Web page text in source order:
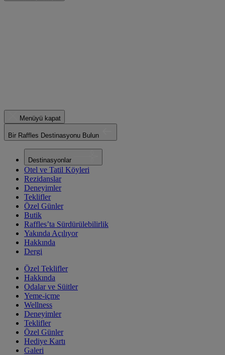
Menüyü kapat
Bir Raffles Destinasyonu Bulun
Destinasyonlar
Otel ve Tatil Köyleri
Rezidanslar
Deneyimler
Teklifler
Özel Günler
Butik
Raffles’ta Sürdürülebilirlik
Yakında Açılıyor
Hakkında
Dergi
Özel Teklifler
Hakkında
Odalar ve Süitler
Yeme-içme
Wellness
Deneyimler
Teklifler
Özel Günler
Hediye Kartı
Galeri